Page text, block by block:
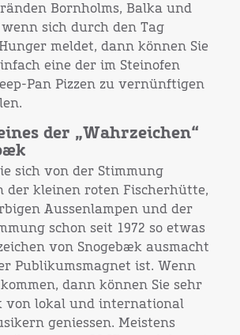
Bornholms, Balka und
wenn sich durch den Tag
meldet, dann können Sie
eine der im Steinofen
Pan Pizzen zu vernünftigen
der „Wahrzeichen“
sich von der Stimmung
der kleinen roten Fischerhütte,
Aussenlampen und der
schon seit 1972 so etwas
von Snogebæk ausmacht
Publikumsmagnet ist. Wenn
dann können Sie sehr
von lokal und international
geniessen. Meistens